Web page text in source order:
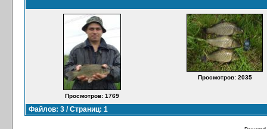
Просмотров: 1769
Просмотров: 2035
Файлов: 3 / Страниц: 1